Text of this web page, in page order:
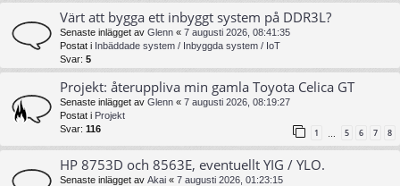
Värt att bygga ett inbyggt system på DDR3L?
Senaste inlägget av Glenn « 7 augusti 2026, 08:41:35
Postat i Inbäddade system / Inbyggda system / IoT
Svar: 5
Projekt: återuppliva min gamla Toyota Celica GT
Senaste inlägget av Glenn « 7 augusti 2026, 08:19:27
Postat i Projekt
Svar: 116 1 5 6 7 8
HP 8753D och 8563E, eventuellt YIG / YLO.
Senaste inlägget av Akai « 7 augusti 2026, 01:23:15